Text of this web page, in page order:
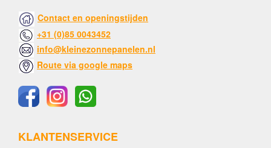
Contact en openingstijden
+31 (0)85 0043452
info@kleinezonnepanelen.nl
Route via google maps
KLANTENSERVICE